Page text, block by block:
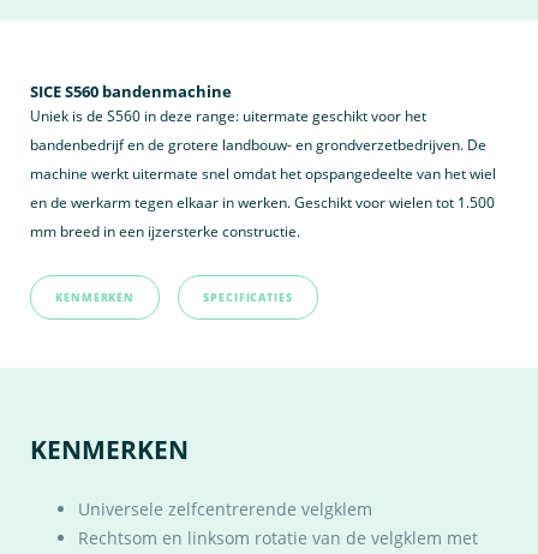
SICE S560 bandenmachine
Uniek is de S560 in deze range: uitermate geschikt voor het
bandenbedrijf en de grotere landbouw- en grondverzetbedrijven. De
machine werkt uitermate snel omdat het opspangedeelte van het wiel
en de werkarm tegen elkaar in werken. Geschikt voor wielen tot 1.500
mm breed in een ijzersterke constructie.
KENMERKEN SPECIFICATIES
KENMERKEN
Universele zelfcentrerende velgklem
Rechtsom en linksom rotatie van de velgklem met